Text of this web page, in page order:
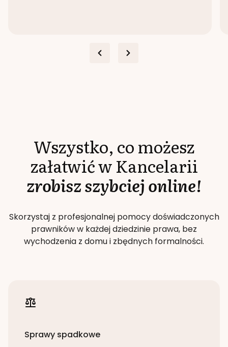
Wszystko, co możesz
załatwić w Kancelarii
zrobisz szybciej online!
Skorzystaj z profesjonalnej pomocy doświadczonych
prawników w każdej dziedzinie prawa, bez
wychodzenia z domu i zbędnych formalności.
Sprawy spadkowe